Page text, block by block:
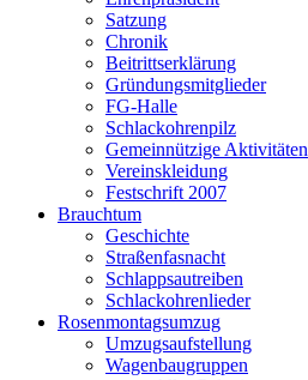
Satzung
Chronik
Beitrittserklärung
Gründungsmitglieder
FG-Halle
Schlackohrenpilz
Gemeinnützige Aktivitäten
Vereinskleidung
Festschrift 2007
Brauchtum
Geschichte
Straßenfasnacht
Schlappsautreiben
Schlackohrenlieder
Rosenmontagsumzug
Umzugsaufstellung
Wagenbaugruppen